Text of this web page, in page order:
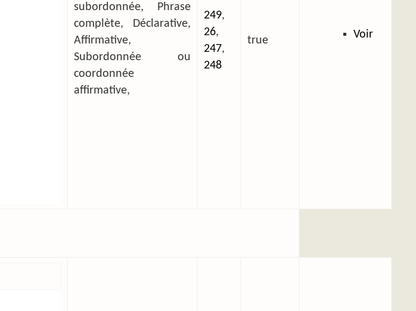
subordonnée, Phrase
complète, Déclarative,
Affirmative,
Subordonnée ou
coordonnée
affirmative,
249,
26,
247,
248
true Voir